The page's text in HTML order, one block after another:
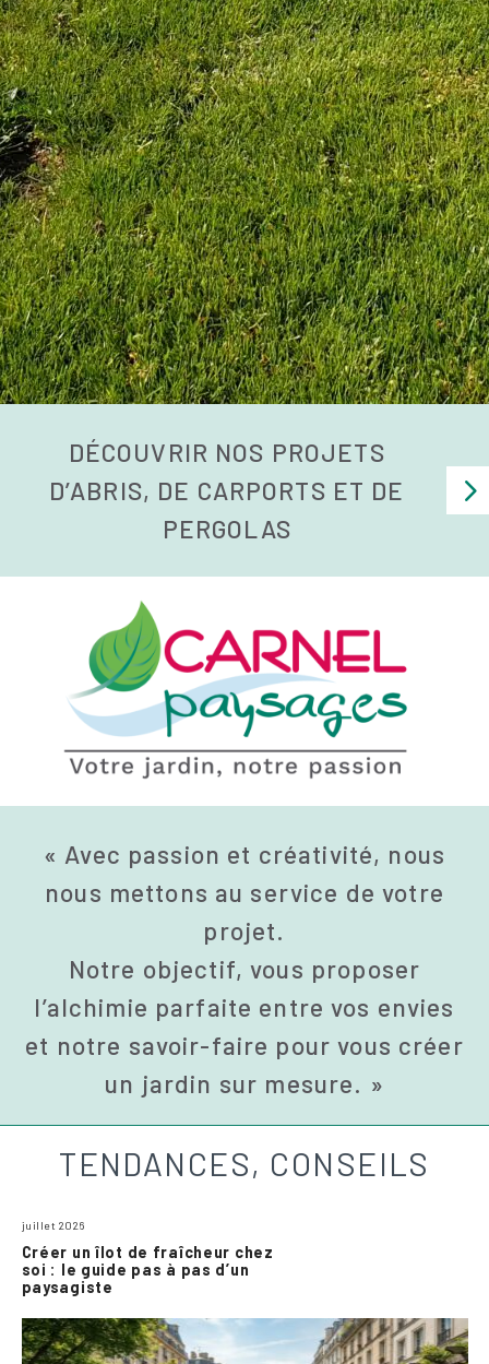
DÉCOUVRIR NOS PROJETS
D’ABRIS, DE CARPORTS ET DE
PERGOLAS
5
« Avec passion et créativité, nous
nous mettons au service de votre
projet.
Notre objectif, vous proposer
l’alchimie parfaite entre vos envies
et notre savoir-faire pour vous créer
un jardin sur mesure. »
TENDANCES, CONSEILS
juillet 2026
Créer un îlot de fraîcheur chez
soi : le guide pas à pas d’un
paysagiste